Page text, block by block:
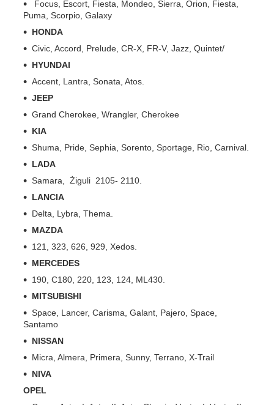
Focus, Escort, Fiesta, Mondeo, Sierra, Orion, Fiesta,
Puma, Scorpio, Galaxy
HONDA
Civic, Accord, Prelude, CR-X, FR-V, Jazz, Quintet/
HYUNDAI
Accent, Lantra, Sonata, Atos.
JEEP
Grand Cherokee, Wrangler, Cherokee
KIA
Shuma, Pride, Sephia, Sorento, Sportage, Rio, Carnival.
LADA
Samara, Żiguli 2105- 2110.
LANCIA
Delta, Lybra, Thema.
MAZDA
121, 323, 626, 929, Xedos.
MERCEDES
190, C180, 220, 123, 124, ML430.
MITSUBISHI
Space, Lancer, Carisma, Galant, Pajero, Space,
Santamo
NISSAN
Micra, Almera, Primera, Sunny, Terrano, X-Trail
NIVA
OPEL